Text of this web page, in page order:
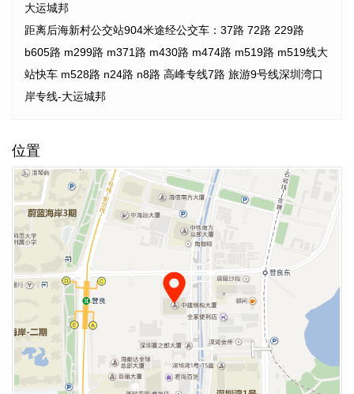
大运城邦
距离后海新村公交站904米途经公交车：37路 72路 229路
b605路 m299路 m371路 m430路 m474路 m519路 m519线大
站快车 m528路 n24路 n8路 高峰专线7路 旅游9号线深圳湾口
岸专线-大运城邦
位置